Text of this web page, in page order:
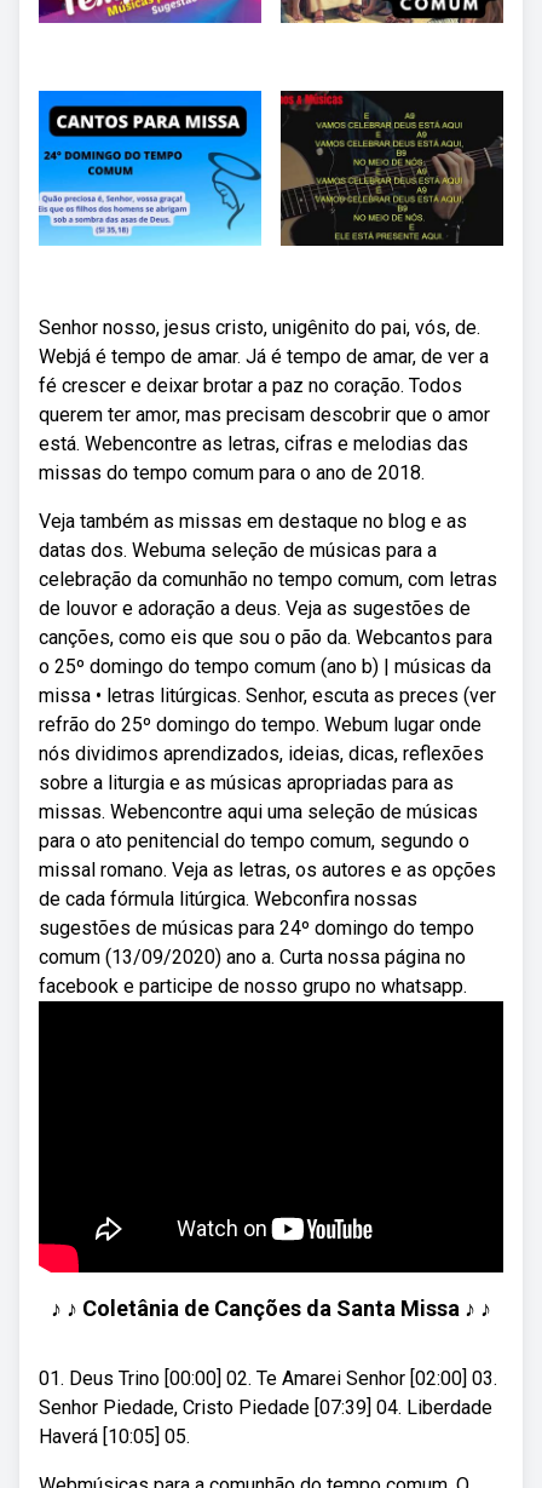
Senhor nosso, jesus cristo, unigênito do pai, vós, de.
Webjá é tempo de amar. Já é tempo de amar, de ver a
fé crescer e deixar brotar a paz no coração. Todos
querem ter amor, mas precisam descobrir que o amor
está. Webencontre as letras, cifras e melodias das
missas do tempo comum para o ano de 2018.
Veja também as missas em destaque no blog e as
datas dos. Webuma seleção de músicas para a
celebração da comunhão no tempo comum, com letras
de louvor e adoração a deus. Veja as sugestões de
canções, como eis que sou o pão da. Webcantos para
o 25º domingo do tempo comum (ano b) | músicas da
missa • letras litúrgicas. Senhor, escuta as preces (ver
refrão do 25º domingo do tempo. Webum lugar onde
nós dividimos aprendizados, ideias, dicas, reflexões
sobre a liturgia e as músicas apropriadas para as
missas. Webencontre aqui uma seleção de músicas
para o ato penitencial do tempo comum, segundo o
missal romano. Veja as letras, os autores e as opções
de cada fórmula litúrgica. Webconfira nossas
sugestões de músicas para 24º domingo do tempo
comum (13/09/2020) ano a. Curta nossa página no
facebook e participe de nosso grupo no whatsapp.
♪ ♪ Coletânia de Canções da Santa Missa ♪ ♪
01. Deus Trino [00:00] 02. Te Amarei Senhor [02:00] 03.
Senhor Piedade, Cristo Piedade [07:39] 04. Liberdade
Haverá [10:05] 05.